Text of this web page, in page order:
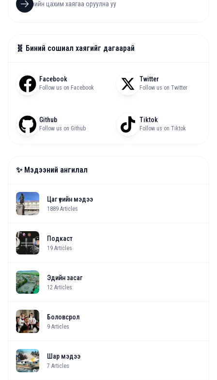
🧬 Биний сошиал хаягийг дагаарай
Facebook
Follow us on Facebook
Twitter
Follow us on Twitter
Github
Follow us on Github
Tiktok
Follow us on Tiktok
✨ Мэдээний ангилал
Цаг үеийн мэдээ
1889 Articles
Подкаст
19 Articles
Эдийн засаг
12 Articles
Боловсрол
9 Articles
Шар мэдээ
7 Articles